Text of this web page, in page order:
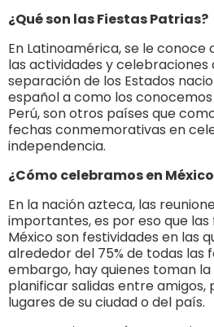
¿Qué son las Fiestas Patrias?
En Latinoamérica, se le
las actividades y
separación de los Estados
español a como los
Perú, son otros países que
fechas conmemorativas en
independencia.
¿Cómo celebramos en
En la nación azteca, las
importantes, es por eso que
México son festividades en las
alrededor del 75% de todas las
embargo, hay quienes toman
planificar salidas entre amigos,
lugares de su ciudad o del país.